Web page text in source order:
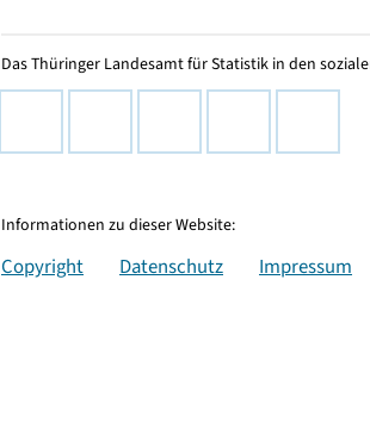
Das Thüringer Landesamt für Statistik in den
Informationen zu dieser Website:
Copyright Datenschutz Impressum